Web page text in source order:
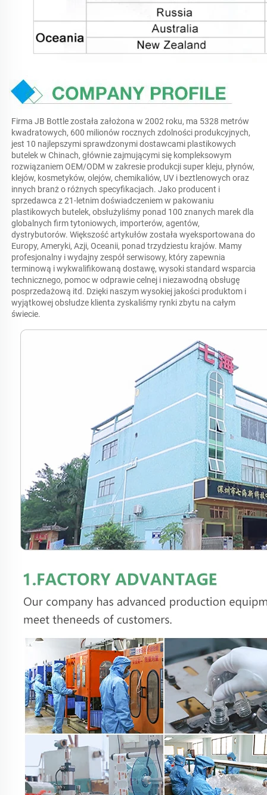
Firma JB Bottle została założona w 2002 roku, ma 5328 metrów
kwadratowych, 600 milionów rocznych zdolności produkcyjnych,
jest 10 najlepszymi sprawdzonymi dostawcami plastikowych
butelek w Chinach, głównie zajmującymi się kompleksowym
rozwiązaniem OEM/ODM w zakresie produkcji super kleju, płynów,
klejów, kosmetyków, olejów, chemikaliów, UV i beztlenowych oraz
innych branż o różnych specyfikacjach. Jako producent i
sprzedawca z 21-letnim doświadczeniem w pakowaniu
plastikowych butelek, obsłużyliśmy ponad 100 znanych marek dla
globalnych firm tytoniowych, importerów, agentów,
dystrybutorów. Większość artykułów została wyeksportowana do
Europy, Ameryki, Azji, Oceanii, ponad trzydziestu krajów. Mamy
profesjonalny i wydajny zespół serwisowy, który zapewnia
terminową i wykwalifikowaną dostawę, wysoki standard wsparcia
technicznego, pomoc w odprawie celnej i niezawodną obsługę
posprzedażową itd. Dzięki naszym wysokiej jakości produktom i
wyjątkowej obsłudze klienta zyskaliśmy rynki zbytu na całym
świecie.